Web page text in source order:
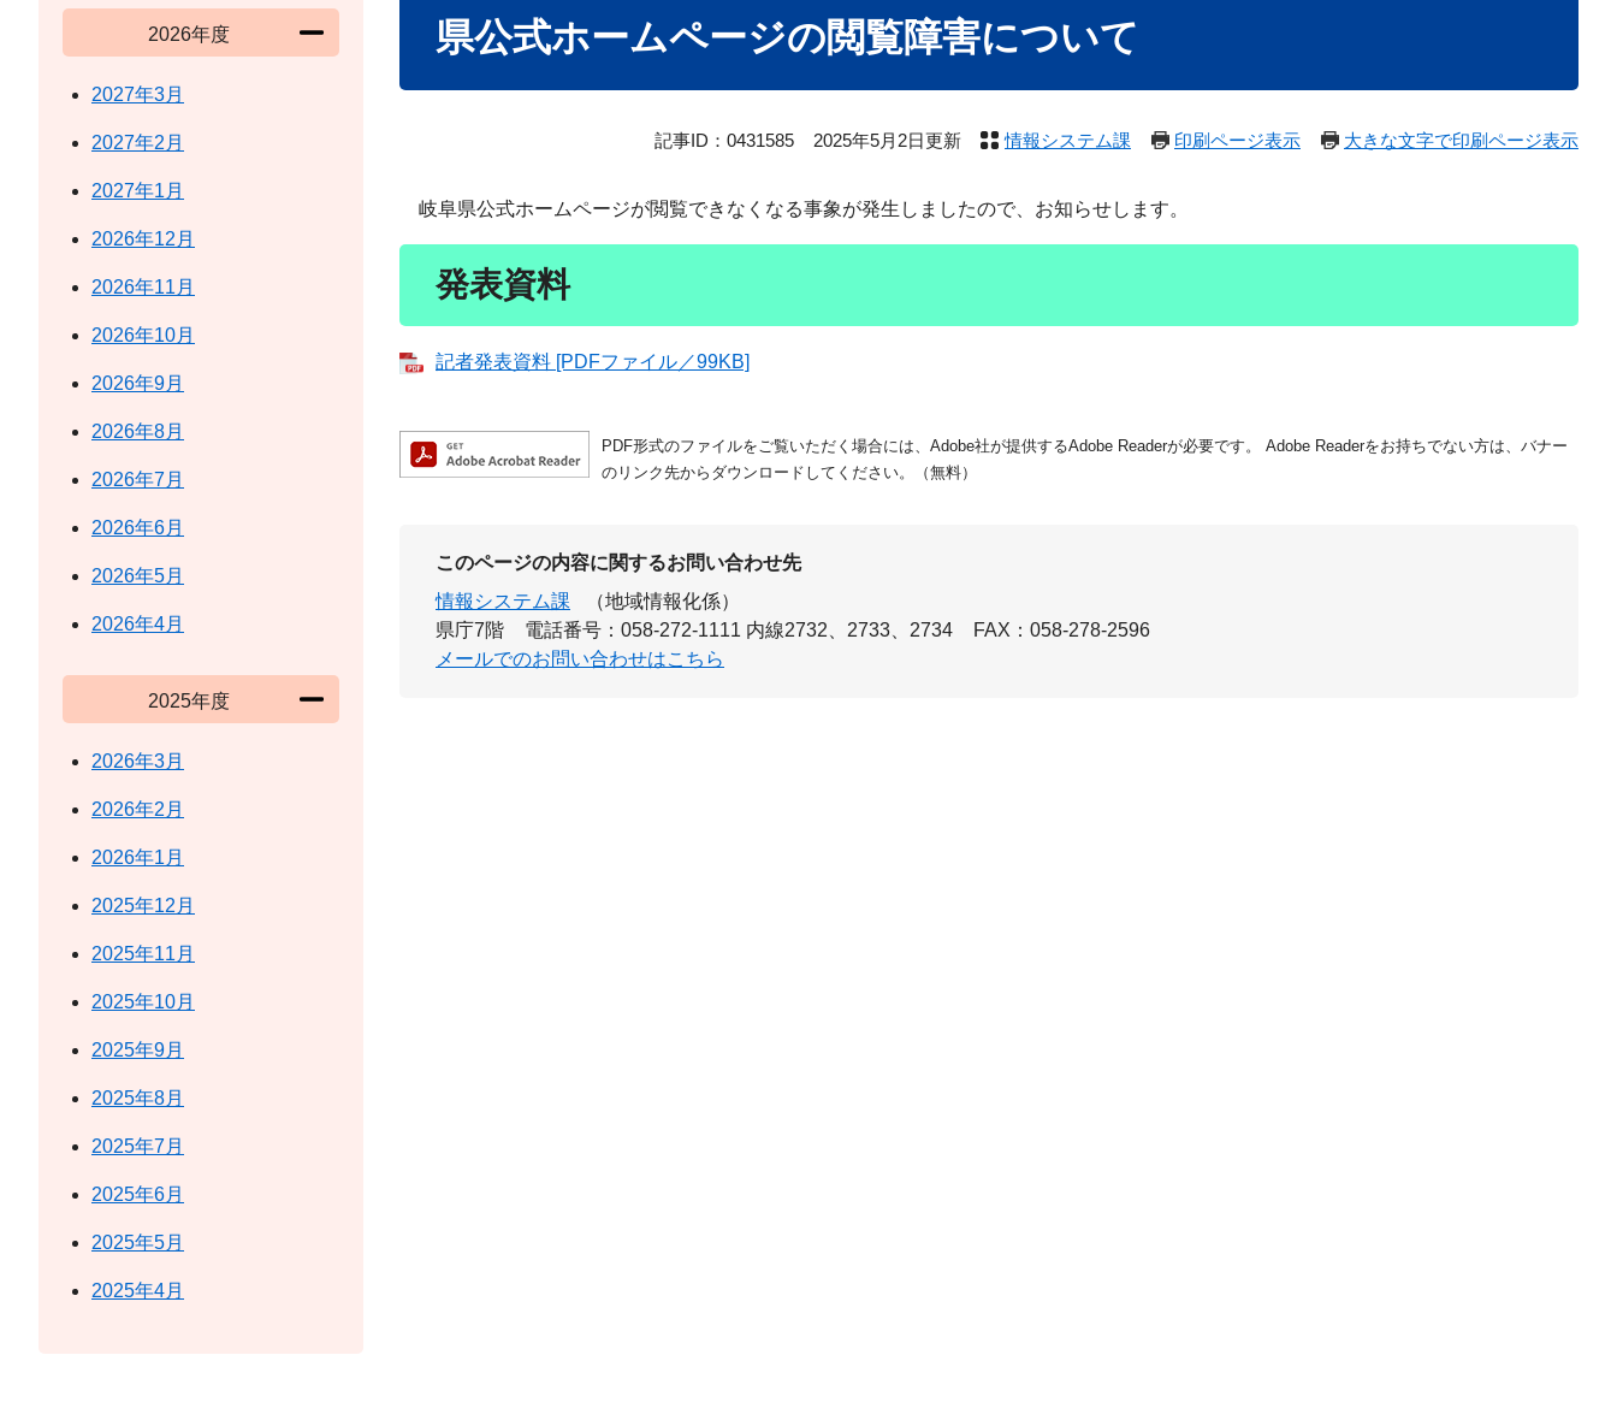
県公式ホームページの閲覧障害について
記事ID：0431585 2025年5月2日更新 情報システム課 印刷ページ表示 大きな文字で印刷ページ表示
岐阜県公式ホームページが閲覧できなくなる事象が発生しましたので、お知らせします。
発表資料
記者発表資料 [PDFファイル／99KB]
PDF形式のファイルをご覧いただく場合には、Adobe社が提供するAdobe Readerが必要です。
Adobe Readerをお持ちでない方は、バナー
のリンク先からダウンロードしてください。（無料）
このページの内容に関するお問い合わせ先
情報システム課
（地域情報化係）
県庁7階
電話番号：058-272-1111 内線2732、2733、2734
FAX：058-278-2596
メールでのお問い合わせはこちら
2026年度
2027年3月
2027年2月
2027年1月
2026年12月
2026年11月
2026年10月
2026年9月
2026年8月
2026年7月
2026年6月
2026年5月
2026年4月
2025年度
2026年3月
2026年2月
2026年1月
2025年12月
2025年11月
2025年10月
2025年9月
2025年8月
2025年7月
2025年6月
2025年5月
2025年4月